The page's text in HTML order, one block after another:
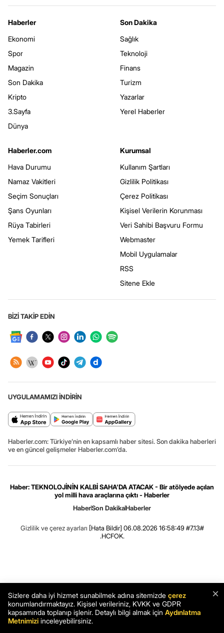
Haberler
Ekonomi
Spor
Magazin
Son Dakika
Kripto
3.Sayfa
Dünya
Son Dakika
Sağlık
Teknoloji
Finans
Turizm
Yazarlar
Yerel Haberler
Haberler.com
Hava Durumu
Namaz Vakitleri
Seçim Sonuçları
Şans Oyunları
Rüya Tabirleri
Yemek Tarifleri
Kurumsal
Kullanım Şartları
Gizlilik Politikası
Çerez Politikası
Kişisel Verilerin Korunması
Veri Sahibi Başvuru Formu
Webmaster
Mobil Uygulamalar
RSS
Sitene Ekle
BİZİ TAKİP EDİN
UYGULAMAMIZI İNDİRİN
Haberler.com: Türkiye’nin en kapsamlı haber sitesi. Son dakika haberleri
ve en güncel gelişmeler Haberler.com’da.
Haber: TEKNOLOJİNİN KALBİ SAHA'DA ATACAK - Bir atölyede açılan
yol milli hava araçlarına çıktı - Haberler
HaberSon DakikaHaberler
Gizlilik ve çerez ayarları [Hata Bildir] 06.08.2026 16:58:49 #7.13#
.HCFOK.
×
Sizlere daha iyi hizmet sunabilmek adına sitemizde çerez
konumlandırmaktayız. Kişisel verileriniz, KVKK ve GDPR
kapsamında toplanıp işlenir. Detaylı bilgi almak için Aydınlatma
Metnimizi inceleyebilirsiniz.